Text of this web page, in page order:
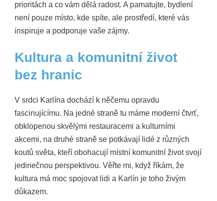
prioritách a co vám dělá radost. A pamatujte, bydlení
není pouze místo, kde spíte, ale prostředí, které vás
inspiruje a podporuje vaše zájmy.
Kultura a komunitní život
bez hranic
V srdci Karlína dochází k něčemu opravdu
fascinujícímu. Na jedné straně tu máme moderní čtvrť,
obklopenou skvělými restauracemi a kulturními
akcemi, na druhé straně se potkávají lidé z různých
koutů světa, kteří obohacují místní komunitní život svojí
jedinečnou perspektivou. Věřte mi, když říkám, že
kultura má moc spojovat lidi a Karlín je toho živým
důkazem.